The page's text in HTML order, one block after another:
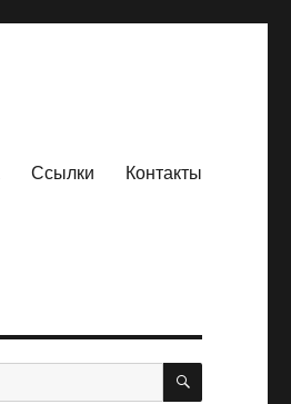
Ссылки Контакты
ПОИСК